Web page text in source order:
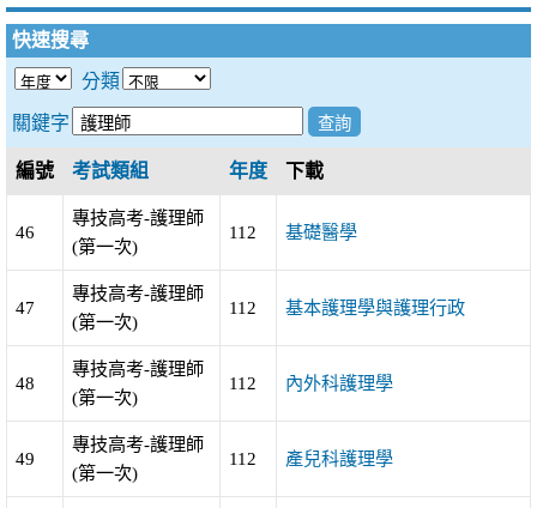
快速搜尋
分類
關鍵字
編號 考試類組 年度 下載
46
專技高考-護理師
(第一次)
112 基礎醫學
47
專技高考-護理師
(第一次)
112 基本護理學與護理行政
48
專技高考-護理師
(第一次)
112 內外科護理學
49
專技高考-護理師
(第一次)
112 產兒科護理學